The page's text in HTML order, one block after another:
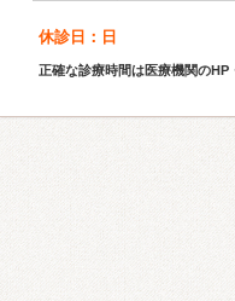
休診日：日
正確な診療時間は医療機関のHP